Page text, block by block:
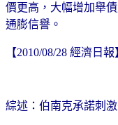
價更高，大幅增加舉
通膨信譽。
【2010/08/28 經濟日報
綜述：伯南克承諾刺